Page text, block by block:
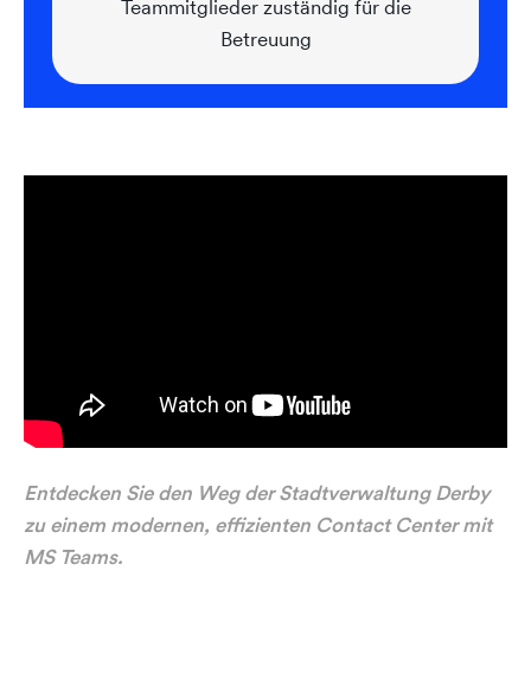
Teammitglieder zuständig für die
Betreuung
Entdecken Sie den Weg der Stadtverwaltung Derby
zu einem modernen, effizienten Contact Center mit
MS Teams.